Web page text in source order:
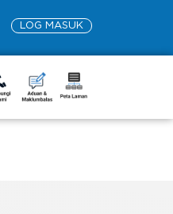
LOG MASUK